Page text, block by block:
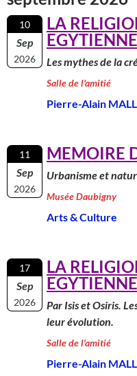
10
Sep
2026
LA
Les mythes de la
Salle de l'amitié
Pierre-Alain
11
Sep
2026
MEMOIRE
Urbanisme et
Musée Daubigny
Arts & Culture
17
Sep
2026
LA
Par Isis et Osiris.
leur évolution.
Salle de l'amitié
Pierre-Alain